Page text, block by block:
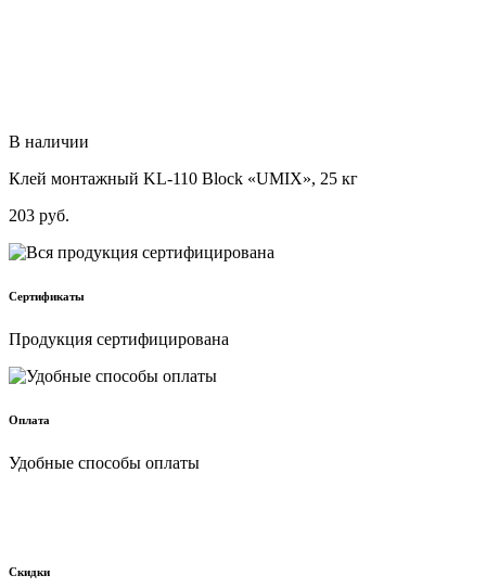
В наличии
Клей монтажный KL-110 Block «UMIX», 25 кг
203 руб.
Сертификаты
Продукция сертифицирована
Оплата
Удобные способы оплаты
Скидки